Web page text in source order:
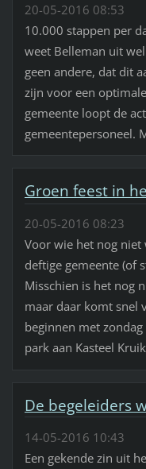
20-05-2016 08:53
10.000 stappen per
weet Belleman uit
geen andere, dat dit
zijn voor een
gemeente loopt de
gemeentepersoneel.
Groen feest in
20-05-2016 08:23
Voor wie het nog niet
deftige gemeente (of
Misschien is het nog
maar daar komt snel
beginnen met
park aan Kasteel
De begeleiders
14-05-2016 10:43
Een gekende zin uit